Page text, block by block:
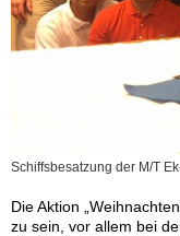
Schiffsbesatzung der M/T
Die Aktion
zu sein, vor allem bei